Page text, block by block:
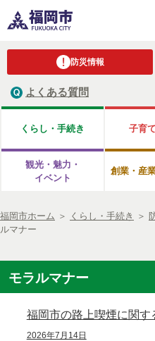
防災情報
よくある質問
くらし・手続き 子育
観光・魅力・
イベント
創業・産
福岡市ホーム ＞ くらし・手続き ＞
ルマナー
モラルマナー
福岡市の路上喫煙に関
2026年7月14日